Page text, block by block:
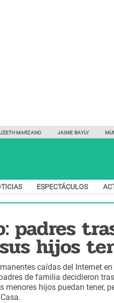
MARZANO JAIME BAYLY
ESPECTÁCULOS
padres
hijos
caídas del Internet
de familia decidieron
menores hijos puedan tener,